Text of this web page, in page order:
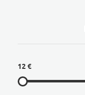
12 €